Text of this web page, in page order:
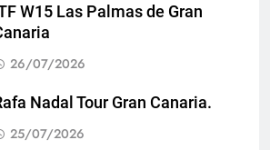
W15 Las Palmas de Gran
26/07/2026
Nadal Tour Gran Canaria.
25/07/2026